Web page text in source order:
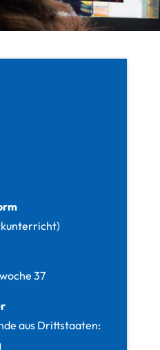
37
aus Drittstaaten: